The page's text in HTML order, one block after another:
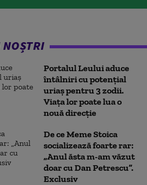
Portalul Leului aduce
întâlniri cu potențial
uriaș pentru 3 zodii.
Viața lor poate lua o
nouă direcție
De ce Meme Stoica
socializează foarte rar:
„Anul ăsta m-am văzut
doar cu Dan Petrescu”.
Exclusiv